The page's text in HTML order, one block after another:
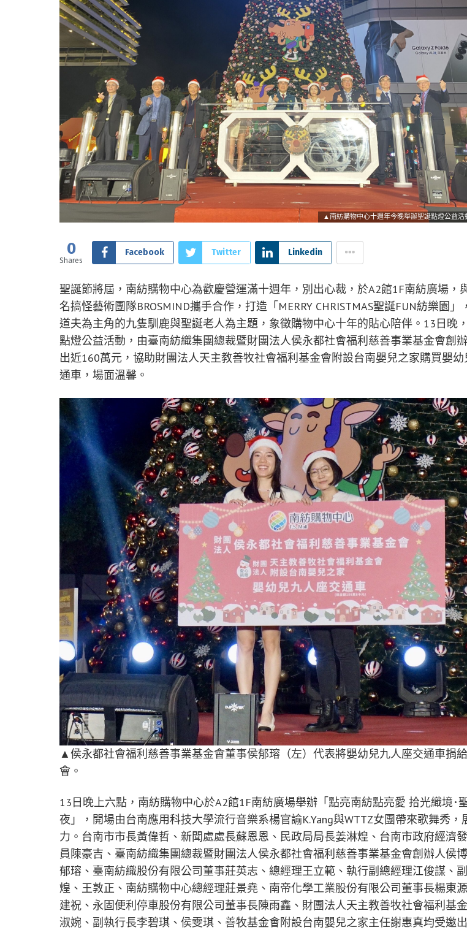
▲南紡購物中心十週年今晚舉辦聖誕點燈公益活
0
Shares
Facebook Twitter Linkedin
聖誕節將屆，南紡購物中心為歡慶營運滿十週年，別出心裁，於A2館1F南紡廣場，
名搞怪藝術團隊BROSMIND攜手合作，打造「MERRY CHRISTMAS聖誕FUN紡樂園」
道夫為主角的九隻馴鹿與聖誕老人為主題，象徵購物中心十年的貼心陪伴。13日晚
點燈公益活動，由臺南紡織集團總裁暨財團法人侯永都社會福利慈善事業基金會創
出近160萬元，協助財團法人天主教善牧社會福利基金會附設台南嬰兒之家購買嬰
通車，場面溫馨。
▲侯永都社會福利慈善事業基金會董事侯郁瑢（左）代表將嬰幼兒九人座交通車捐
會。
13日晚上六點，南紡購物中心於A2館1F南紡廣場舉辦「點亮南紡點亮愛 拾光織境･
夜」，開場由台南應用科技大學流行音樂系楊官諭K.Yang與WTTZ女團帶來歌舞秀，
力。台南市市長黃偉哲、新聞處處長蘇恩恩、民政局局長姜淋煌、台南市政府經濟
員陳豪吉、臺南紡織集團總裁暨財團法人侯永都社會福利慈善事業基金會創辦人侯
郁瑢、臺南紡織股份有限公司董事莊英志、總經理王立範、執行副總經理江俊謀、
煌、王敦正、南紡購物中心總經理莊景堯、南帝化學工業股份有限公司董事長楊東
建祝、永固便利停車股份有限公司董事長陳雨鑫、財團法人天主教善牧社會福利基
淑婉、副執行長李碧琪、侯雯琪、善牧基金會附設台南嬰兒之家主任謝惠真均受邀出